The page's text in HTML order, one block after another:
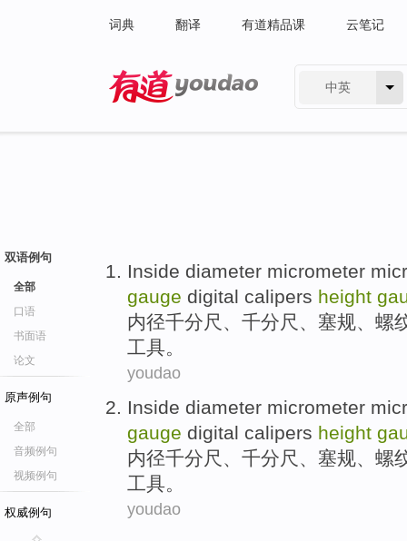
词典 翻译 有道精品课 云笔记
中英
双语例句
全部
口语
书面语
论文
原声例句
全部
音频例句
视频例句
权威例句
Inside diameter micrometer
gauge digital calipers height
内径千分尺 、千分尺、塞规、 螺
工具。
youdao
Inside diameter micrometer
gauge digital calipers height
内径千分尺 、千分尺、塞规、 螺
工具。
youdao